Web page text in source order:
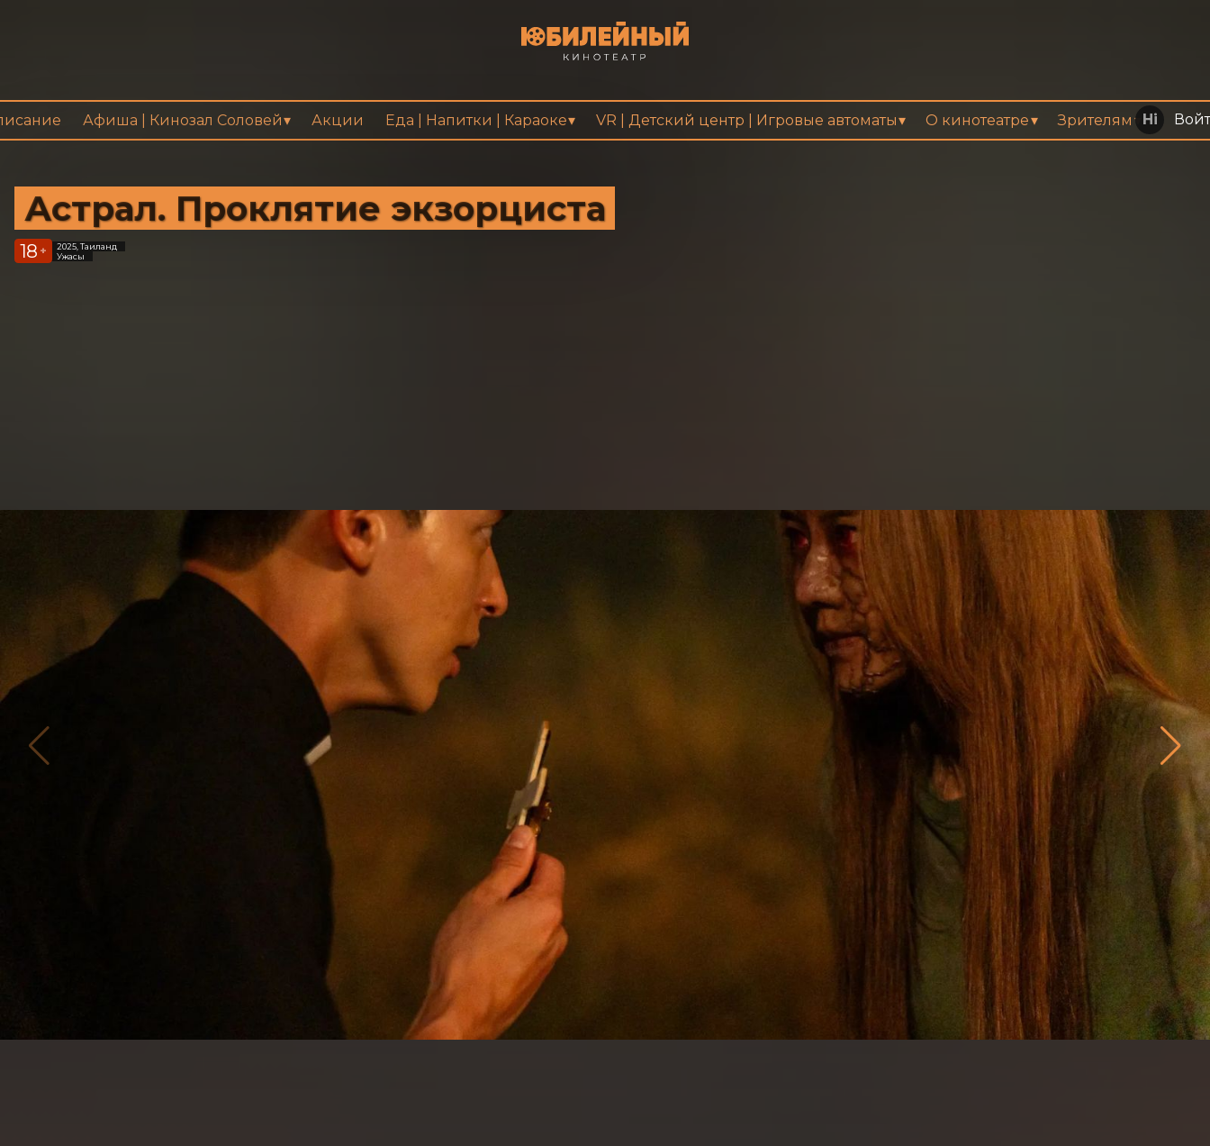
Афиша | Кинозал Соловей Акции Еда | Напитки | Караоке VR | Детский центр | Игровые автоматы О кинотеатре Зрителям
Астрал. Проклятие экзорциста
18 +
2025, Таиланд
Ужасы